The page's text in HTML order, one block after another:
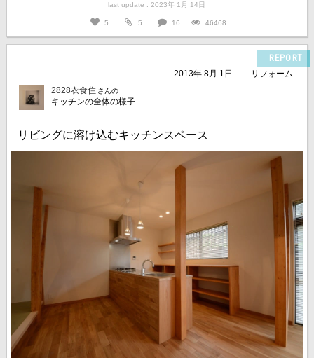
last update : 2023年 1月 14日
5 5 16 46468
REPORT
2013年 8月 1日
リフォーム
2828衣食住 さんの
キッチンの全体の様子
リビングに溶け込むキッチンスペース